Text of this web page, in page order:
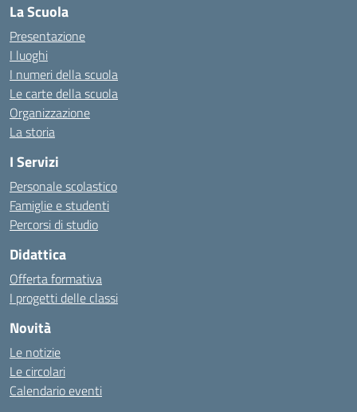
La Scuola
Presentazione
I luoghi
I numeri della scuola
Le carte della scuola
Organizzazione
La storia
I Servizi
Personale scolastico
Famiglie e studenti
Percorsi di studio
Didattica
Offerta formativa
I progetti delle classi
Novità
Le notizie
Le circolari
Calendario eventi